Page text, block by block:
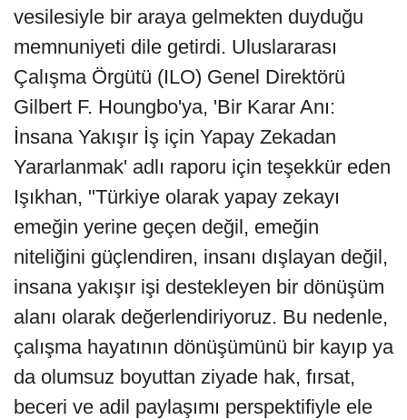
vesilesiyle bir araya gelmekten duyduğu
memnuniyeti dile getirdi. Uluslararası
Çalışma Örgütü (ILO) Genel Direktörü
Gilbert F. Houngbo'ya, 'Bir Karar Anı:
İnsana Yakışır İş için Yapay Zekadan
Yararlanmak' adlı raporu için teşekkür eden
Işıkhan, "Türkiye olarak yapay zekayı
emeğin yerine geçen değil, emeğin
niteliğini güçlendiren, insanı dışlayan değil,
insana yakışır işi destekleyen bir dönüşüm
alanı olarak değerlendiriyoruz. Bu nedenle,
çalışma hayatının dönüşümünü bir kayıp ya
da olumsuz boyuttan ziyade hak, fırsat,
beceri ve adil paylaşımı perspektifiyle ele